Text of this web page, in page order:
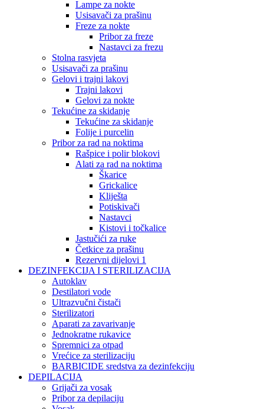
Lampe za nokte
Usisavači za prašinu
Freze za nokte
Pribor za freze
Nastavci za frezu
Stolna rasvjeta
Usisavači za prašinu
Gelovi i trajni lakovi
Trajni lakovi
Gelovi za nokte
Tekućine za skidanje
Tekućine za skidanje
Folije i purcelin
Pribor za rad na noktima
Rašpice i polir blokovi
Alati za rad na noktima
Škarice
Grickalice
Kliješta
Potiskivači
Nastavci
Kistovi i točkalice
Jastučići za ruke
Četkice za prašinu
Rezervni dijelovi 1
DEZINFEKCIJA I STERILIZACIJA
Autoklav
Destilatori vode
Ultrazvučni čistači
Sterilizatori
Aparati za zavarivanje
Jednokratne rukavice
Spremnici za otpad
Vrećice za sterilizaciju
BARBICIDE sredstva za dezinfekciju
DEPILACIJA
Grijači za vosak
Pribor za depilaciju